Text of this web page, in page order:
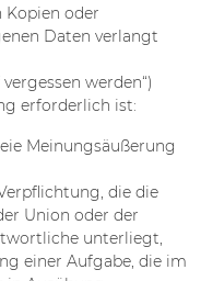
Kopien oder
Daten verlangt
werden“)
erforderlich ist:
Meinungsäußerung
die die
Union oder der
unterliegt,
einer Aufgabe, die im